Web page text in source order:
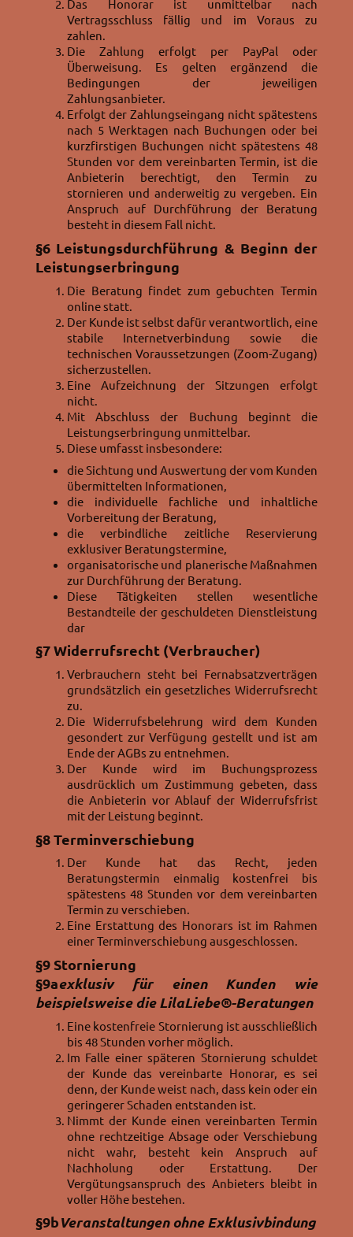
Das Honorar ist unmittelbar nach
Vertragsschluss fällig und im Voraus zu
zahlen.
Die Zahlung erfolgt per PayPal oder
Überweisung. Es gelten ergänzend die
Bedingungen der jeweiligen
Zahlungsanbieter.
Erfolgt der Zahlungseingang nicht spätestens
nach 5 Werktagen nach Buchungen oder bei
kurzfirstigen Buchungen nicht spätestens 48
Stunden vor dem vereinbarten Termin, ist die
Anbieterin berechtigt, den Termin zu
stornieren und anderweitig zu vergeben. Ein
Anspruch auf Durchführung der Beratung
besteht in diesem Fall nicht.
§6 Leistungsdurchführung & Beginn der
Leistungserbringung
Die Beratung findet zum gebuchten Termin
online statt.
Der Kunde ist selbst dafür verantwortlich, eine
stabile Internetverbindung sowie die
technischen Voraussetzungen (Zoom-Zugang)
sicherzustellen.
Eine Aufzeichnung der Sitzungen erfolgt
nicht.
Mit Abschluss der Buchung beginnt die
Leistungserbringung unmittelbar.
Diese umfasst insbesondere:
die Sichtung und Auswertung der vom Kunden
übermittelten Informationen,
die individuelle fachliche und inhaltliche
Vorbereitung der Beratung,
die verbindliche zeitliche Reservierung
exklusiver Beratungstermine,
organisatorische und planerische Maßnahmen
zur Durchführung der Beratung.
Diese Tätigkeiten stellen wesentliche
Bestandteile der geschuldeten Dienstleistung
dar
§7Widerrufsrecht (Verbraucher)
Verbrauchern steht bei Fernabsatzverträgen
grundsätzlich ein gesetzliches Widerrufsrecht
zu.
Die Widerrufsbelehrung wird dem Kunden
gesondert zur Verfügung gestellt und ist am
Ende der AGBs zu entnehmen.
Der Kunde wird im Buchungsprozess
ausdrücklich um Zustimmung gebeten, dass
die Anbieterin vor Ablauf der Widerrufsfrist
mit der Leistung beginnt.
§8Terminverschiebung
Der Kunde hat das Recht, jeden
Beratungstermin einmalig kostenfrei bis
spätestens 48 Stunden vor dem vereinbarten
Termin zu verschieben.
Eine Erstattung des Honorars ist im Rahmen
einer Terminverschiebung ausgeschlossen.
§9 Stornierung
§9aexklusiv für einen Kunden wie
beispielsweise die LilaLiebe®-Beratungen
Eine kostenfreie Stornierung ist ausschließlich
bis 48 Stunden vorher möglich.
Im Falle einer späteren Stornierung schuldet
der Kunde das vereinbarte Honorar, es sei
denn, der Kunde weist nach, dass kein oder ein
geringerer Schaden entstanden ist.
Nimmt der Kunde einen vereinbarten Termin
ohne rechtzeitige Absage oder Verschiebung
nicht wahr, besteht kein Anspruch auf
Nachholung oder Erstattung. Der
Vergütungsanspruch des Anbieters bleibt in
voller Höhe bestehen.
§9bVeranstaltungen ohne Exklusivbindung